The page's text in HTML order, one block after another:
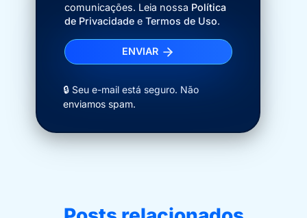
comunicações. Leia nossa Política
de Privacidadee Termos de Uso.
ENVIAR
🔒 Seu e-mail está seguro. Não
enviamos spam.